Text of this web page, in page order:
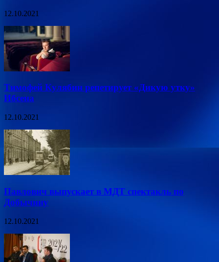
12.10.2021
Тимофей Кулябин репетирует «Дикую утку»
Ибсена
12.10.2021
Павлович выпускает в МДТ спектакль по
Добычину
12.10.2021